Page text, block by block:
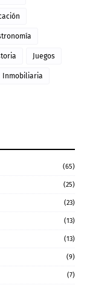
Juegos
Inmobiliaria
(65)
(25)
(23)
(13)
(13)
(9)
(7)